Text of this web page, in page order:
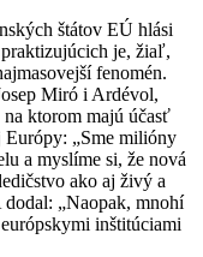
štátov EÚ hlási
je, žiaľ,
fenomén.
Miró i Ardévol,
ktorom majú účasť
Európy: „Sme milióny
a myslíme si, že nová
ako aj živý a
„Naopak, mnohí
inštitúciami